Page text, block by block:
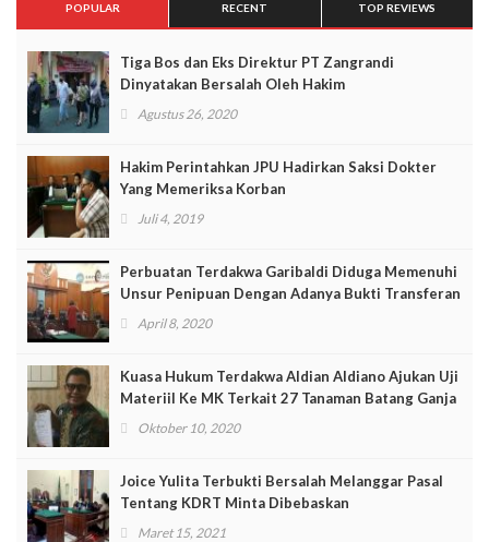
POPULAR RECENT TOP REVIEWS
Tiga Bos dan Eks Direktur PT Zangrandi
Dinyatakan Bersalah Oleh Hakim
Agustus 26, 2020
Hakim Perintahkan JPU Hadirkan Saksi Dokter
Yang Memeriksa Korban
Juli 4, 2019
Perbuatan Terdakwa Garibaldi Diduga Memenuhi
Unsur Penipuan Dengan Adanya Bukti Transferan
April 8, 2020
Kuasa Hukum Terdakwa Aldian Aldiano Ajukan Uji
Materiil Ke MK Terkait 27 Tanaman Batang Ganja
Oktober 10, 2020
Joice Yulita Terbukti Bersalah Melanggar Pasal
Tentang KDRT Minta Dibebaskan
Maret 15, 2021